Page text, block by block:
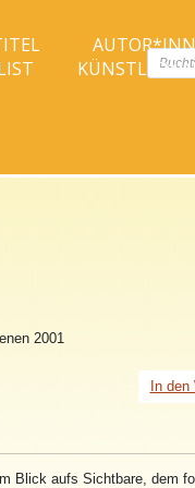
search
2001
In den
Blick aufs Sichtbare, dem